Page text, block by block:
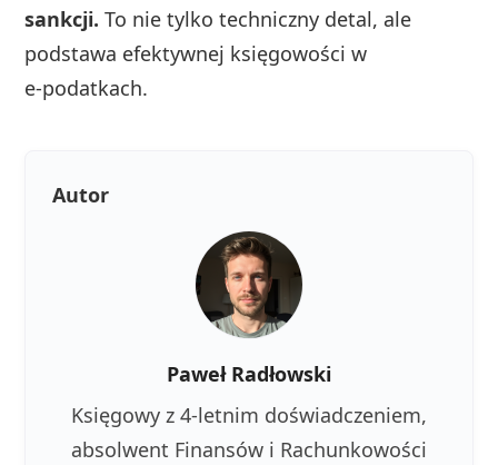
sankcji. To nie tylko techniczny detal, ale
podstawa efektywnej księgowości w
e‑podatkach.
Autor
Paweł Radłowski
Księgowy z 4-letnim doświadczeniem,
absolwent Finansów i Rachunkowości